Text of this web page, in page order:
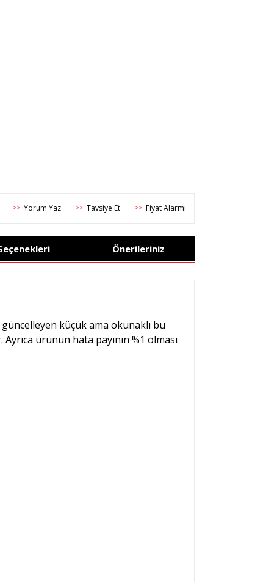
>> Yorum Yaz >> Tavsiye Et >> Fiyat Alarmı
Önerileriniz
küçük ama okunaklı bu
ürünün hata payının %1 olması